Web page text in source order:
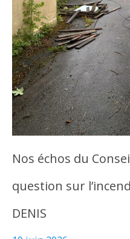
Nos échos du
question sur
DENIS